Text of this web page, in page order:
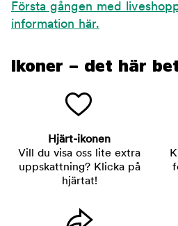
Första gången med
information här.
Ikoner – det här
Hjärt-ikonen
Vill du visa oss lite extra
uppskattning? Klicka på
hjärtat!